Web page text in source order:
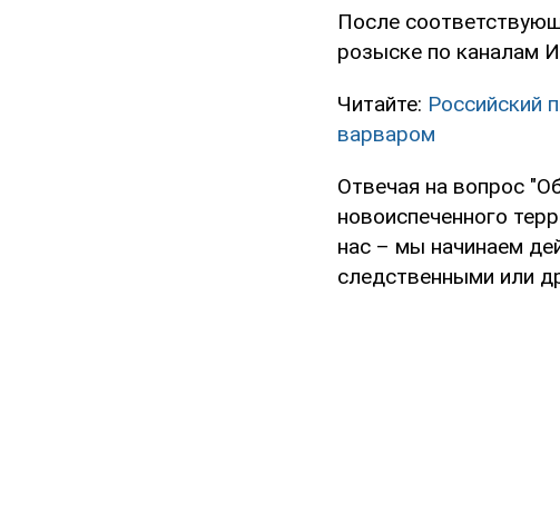
После
розыске по каналам
Читайте: Российский
варваром
Отвечая на вопрос
новоиспеченного
нас – мы начинаем
следственными или